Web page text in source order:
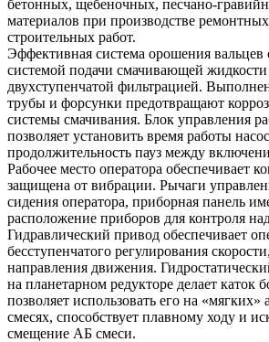
бетонных, щебеночных, песчано-
материалов при производстве
строительных работ.
Эффективная система орошения вальцев
системой подачи смачивающей
двухступенчатой фильтрацией.
трубы и форсунки предотвращают
системы смачивания. Блок управления
позволяет установить время работы
продолжительность пауз между
Рабочее место оператора обеспечивает
защищена от вибрации. Рычаги
сидения оператора, приборная панель
расположение приборов для контроля
Гидравлический привод обеспечивает
бесступенчатого регулирования
направления движения.
на планетарном редукторе делает каток
позволяет использовать его на «мягких»
смесях, способствует плавному ходу и
смещение АБ смеси.